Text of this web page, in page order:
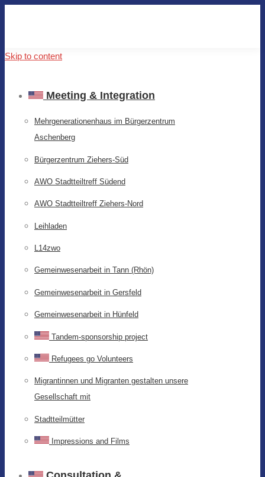
Skip to content
Meeting & Integration
Mehrgenerationenhaus im Bürgerzentrum
Aschenberg
Bürgerzentrum Ziehers-Süd
AWO Stadtteiltreff Südend
AWO Stadtteiltreff Ziehers-Nord
Leihladen
L14zwo
Gemeinwesenarbeit in Tann (Rhön)
Gemeinwesenarbeit in Gersfeld
Gemeinwesenarbeit in Hünfeld
Tandem-sponsorship project
Refugees go Volunteers
Migrantinnen und Migranten gestalten unsere
Gesellschaft mit
Stadtteilmütter
Impressions and Films